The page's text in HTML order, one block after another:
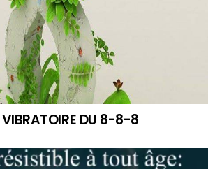
VIBRATOIRE DU 8-8-8